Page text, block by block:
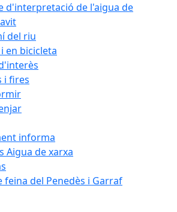
d'interpretació de l'aigua de
del riu
en bicicleta
i fires
informa
Aigua de xarxa
feina del Penedès i Garraf